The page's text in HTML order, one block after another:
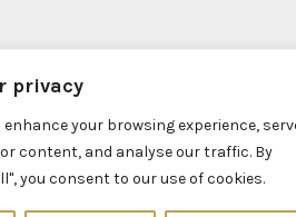
privacy
enhance your browsing experience,
content, and analyse our traffic. By
you consent to our use of cookies.